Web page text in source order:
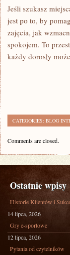
Jeśli szukasz
jest po to, by
zajęcia, jak
spokojem. To
każdy dorosły
CATEGORIES: BLOG
Comments are closed.
Ostatnie wpisy
Historie Klientów i
14 lipca, 2026
Gry e-sportowe
12 lipca, 2026
Pytania od czytelników